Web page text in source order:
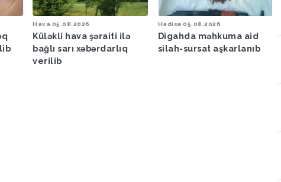
Hava 05.08.2026
Küləkli hava şəraiti ilə
bağlı sarı xəbərdarlıq
verilib
Hadisə 05.08.2026
Digahda məhkuma aid
silah-sursat aşkarlanıb